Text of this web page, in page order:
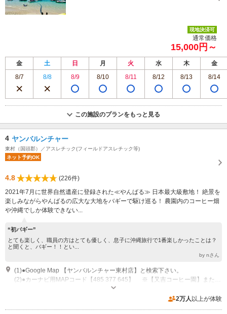
現地決済可
通常価格
15,000円～
金 土 日 月 火 水 木
金
8/7
8/8 8/9 8/10 8/11 8/12 8/13 8/14
この施設のプランをもっと見る
4 ヤンバルンチャー
東村（国頭郡）／アスレチック(フィールドアスレチック等)
ネット予約OK
4.8
(226件)
2021年7月に世界自然遺産に登録された≪やんばる≫ 日本最大級敷地！ 絶景を
楽しみながらやんばるの広大な大地をバギーで駆け巡る！ 農園内のコーヒー畑
や沖縄でしか体験できない...
“初バギー”
とても楽しく、職員の方はとても優しく、息子に沖縄旅行で1番楽しかったことは？
と聞くと、バギー！！とい...
by nさん
(1)●Google Map 【ヤンバルンチャー東村店】と検索下さい。
2万人 以上が体験